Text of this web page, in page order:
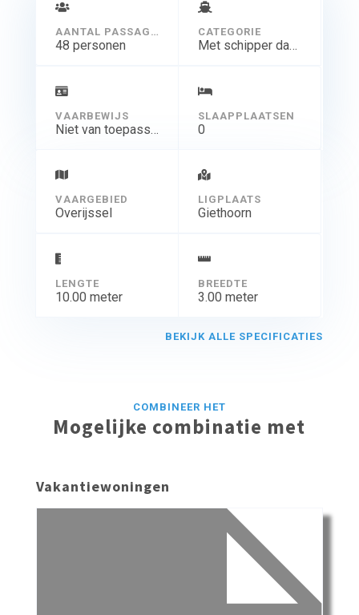
AANTAL PASSAGIERS
48 personen
CATEGORIE
Met schipper dagtocht
VAARBEWIJS
Niet van toepassing
SLAAPPLAATSEN
0
VAARGEBIED
Overijssel
LIGPLAATS
Giethoorn
LENGTE
10.00 meter
BREEDTE
3.00 meter
BEKIJK ALLE SPECIFICATIES
COMBINEER HET
Mogelijke combinatie met
Vakantiewoningen